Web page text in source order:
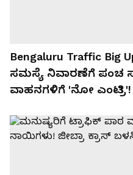
Bengaluru Traffic Big
ಸಮಸ್ಯೆ ನಿವಾರಣೆಗೆ ಪಂಚ
ವಾಹನಗಳಿಗೆ 'ನೋ ಎಂಟ್ರಿ'!